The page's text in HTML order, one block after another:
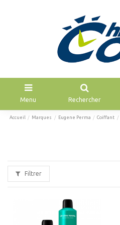
Menu Rechercher
Accueil Marques Eugene Perma Coiffant
Filtrer